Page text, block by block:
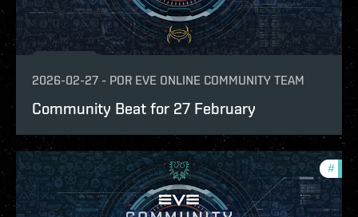
2026-02-27 - POR EVE ONLINE COMMUNITY TEAM
Community Beat for 27 February
#